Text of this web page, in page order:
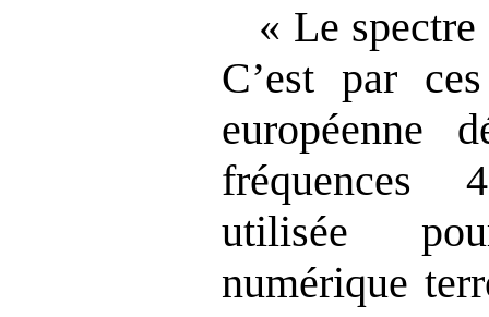
« Le
C’est par
européenne
fréquences
utilisée
numérique